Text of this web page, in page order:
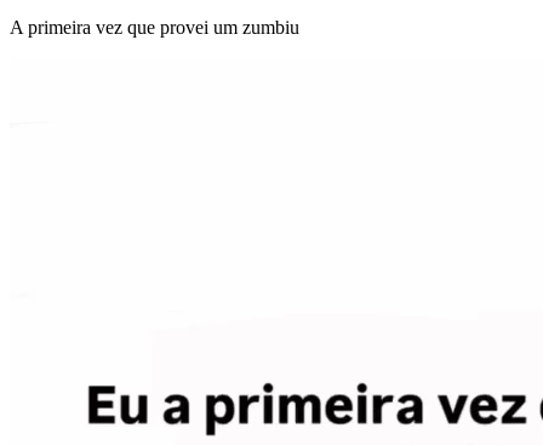
A primeira vez que provei um zumbiu